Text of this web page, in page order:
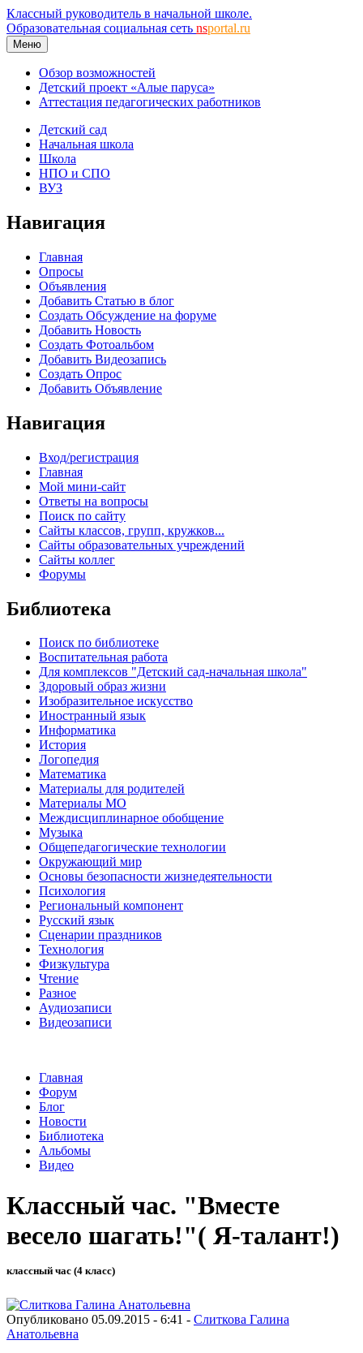
Классный руководитель в начальной школе.
Образовательная социальная сеть nsportal.ru
Меню
Обзор возможностей
Детский проект «Алые паруса»
Аттестация педагогических работников
Детский сад
Начальная школа
Школа
НПО и СПО
ВУЗ
Навигация
Главная
Опросы
Объявления
Добавить Статью в блог
Создать Обсуждение на форуме
Добавить Новость
Создать Фотоальбом
Добавить Видеозапись
Создать Опрос
Добавить Объявление
Навигация
Вход/регистрация
Главная
Мой мини-сайт
Ответы на вопросы
Поиск по сайту
Сайты классов, групп, кружков...
Сайты образовательных учреждений
Сайты коллег
Форумы
Библиотека
Поиск по библиотеке
Воспитательная работа
Для комплексов "Детский сад-начальная школа"
Здоровый образ жизни
Изобразительное искусство
Иностранный язык
Информатика
История
Логопедия
Математика
Материалы для родителей
Материалы МО
Междисциплинарное обобщение
Музыка
Общепедагогические технологии
Окружающий мир
Основы безопасности жизнедеятельности
Психология
Региональный компонент
Русский язык
Сценарии праздников
Технология
Физкультура
Чтение
Разное
Аудиозаписи
Видеозаписи
Главная
Форум
Блог
Новости
Библиотека
Альбомы
Видео
Классный час. "Вместе
весело шагать!"( Я-талант!)
классный час (4 класс)
Опубликовано 05.09.2015 - 6:41 - Слиткова Галина
Анатольевна